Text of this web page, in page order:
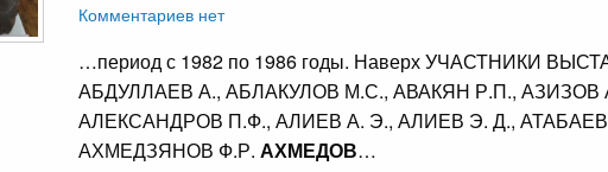
Комментариев нет
…период с 1982 по 1986 годы. Наверх УЧАСТНИКИ
АБДУЛЛАЕВ А., АБЛАКУЛОВ М.С., АВАКЯН Р.П., АЗИЗОВ
АЛЕКСАНДРОВ П.Ф., АЛИЕВ А. Э., АЛИЕВ Э. Д.,
АХМЕДЗЯНОВ Ф.Р.АХМЕДОВ…